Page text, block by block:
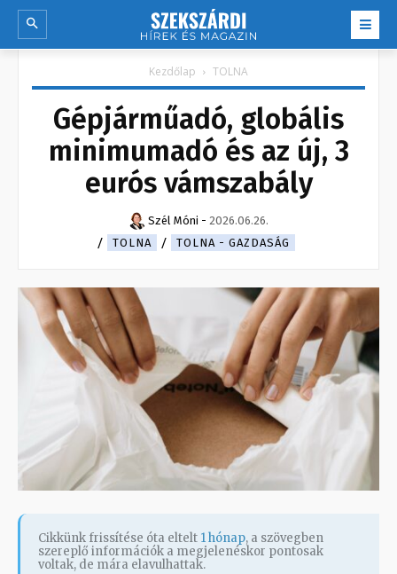
Kezdőlap TOLNA
Gépjárműadó, globális
minimumadó és az új, 3
eurós vámszabály
Szél Móni - 2026.06.26.
TOLNA
TOLNA - GAZDASÁG
Cikkünk frissítése óta eltelt 1 hónap, a szövegben
szereplő információk a megjelenéskor pontosak
voltak, de mára elavulhattak.